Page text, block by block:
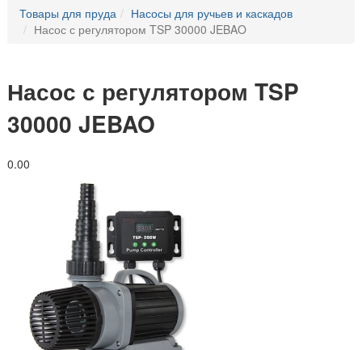
Товары для пруда
Насосы для ручьев и каскадов
Насос с регулятором TSP 30000 JEBAO
Насос с регулятором TSP
30000 JEBAO
0.00